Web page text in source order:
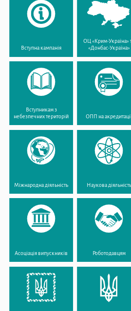
Вступна кампанія
ОЦ «Крим-Україна»
«Донбас-Україна»
Вступникам з
небезпечних територій
ОПП на
Міжнародна діяльність Наукова діяльність
Асоціація випускників Роботодавцям